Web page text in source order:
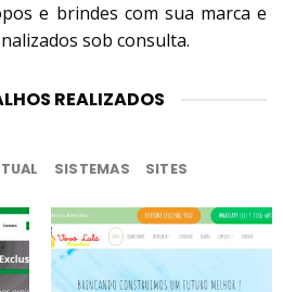
e brindes com sua marca e
sob consulta.
REALIZADOS
SISTEMAS SITES